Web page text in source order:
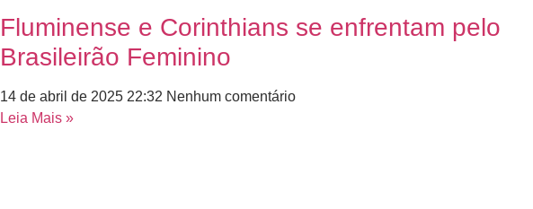
Fluminense e Corinthians se enfrentam pelo
Brasileirão Feminino
14 de abril de 2025 22:32 Nenhum comentário
Leia Mais »